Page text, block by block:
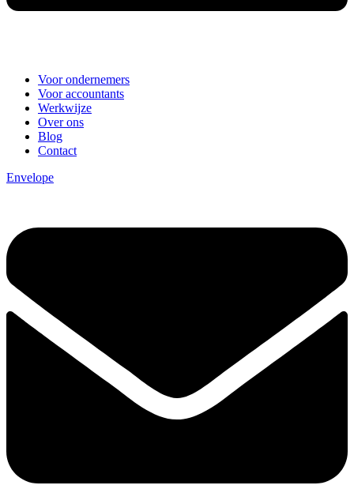
Voor ondernemers
Voor accountants
Werkwijze
Over ons
Blog
Contact
Envelope